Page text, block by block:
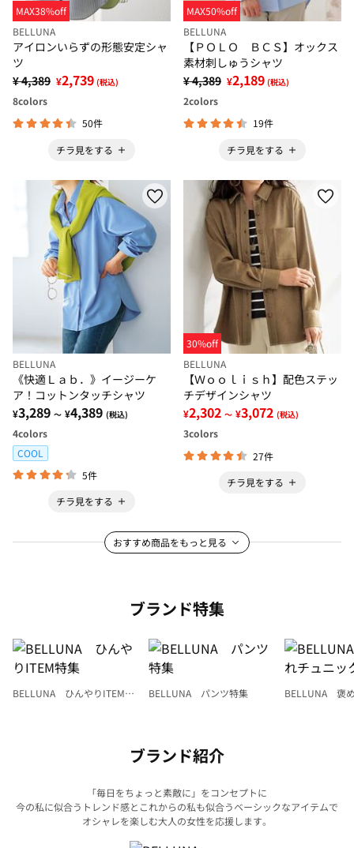
MAX38%off
BELLUNA
アイロンいらずの形態安定シャ
ツ
¥ 4,389 ¥2,739 (税込)
8colors
50件
チラ見をする
MAX50%off
BELLUNA
【ＰＯＬＯ ＢＣＳ】オックス
素材刺しゅうシャツ
¥ 4,389 ¥2,189 (税込)
2colors
19件
チラ見をする
BELLUNA
《快適Ｌａｂ．》イージーケ
ア！コットンタッチシャツ
¥3,289 ～ ¥4,389 (税込)
4colors
COOL
5件
チラ見をする
30%off
BELLUNA
【Ｗｏｏｌｉｓｈ】配色ステッ
チデザインシャツ
¥2,302 ～ ¥3,072 (税込)
3colors
27件
チラ見をする
おすすめ商品をもっと見る
ブランド特集
BELLUNA ひんやりITEM特
BELLUNA パンツ特集
BELLUNA 褒
ブランド紹介
「毎日をちょっと素敵に」をコンセプトに
今の私に似合うトレンド感とこれからの私も似合うベーシックなアイテムで
オシャレを楽しむ大人の女性を応援します。